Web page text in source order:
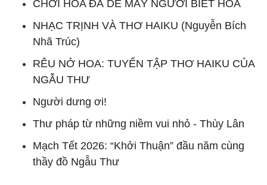
CHƠI HOA ĐÃ DỄ MẤY NGƯỜI BIẾT HOA
NHẠC TRỊNH VÀ THƠ HAIKU (Nguyễn Bích
Nhã Trúc)
RÊU NỞ HOA: TUYỂN TẬP THƠ HAIKU CỦA
NGẪU THƯ
Người dưng ơi!
Thư pháp từ những niềm vui nhỏ - Thùy Lân
Mạch Tết 2026: “Khởi Thuận” đầu năm cùng
thầy đồ Ngẫu Thư